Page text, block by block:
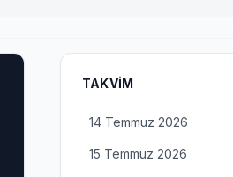
TAKVIM
14 Temmuz 2026
15 Temmuz 2026